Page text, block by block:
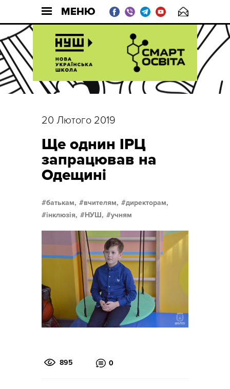
МЕНЮ
20 Лютого 2019
Ще однин ІРЦ
запрацював на
Одещині
батькам, вчителям,
директорам,
інклюзія,
НУШ, учням
895 0